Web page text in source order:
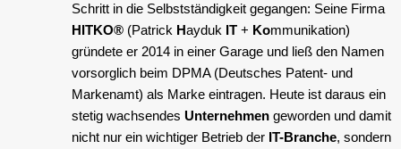
Schritt in die Selbstständigkeit gegangen: Seine Firma
HITKO® (Patrick Hayduk IT + Kommunikation)
gründete er 2014 in einer Garage und ließ den Namen
vorsorglich beim DPMA (Deutsches Patent- und
Markenamt) als Marke eintragen. Heute ist daraus ein
stetig wachsendes Unternehmen geworden und damit
nicht nur ein wichtiger Betrieb der IT-Branche, sondern